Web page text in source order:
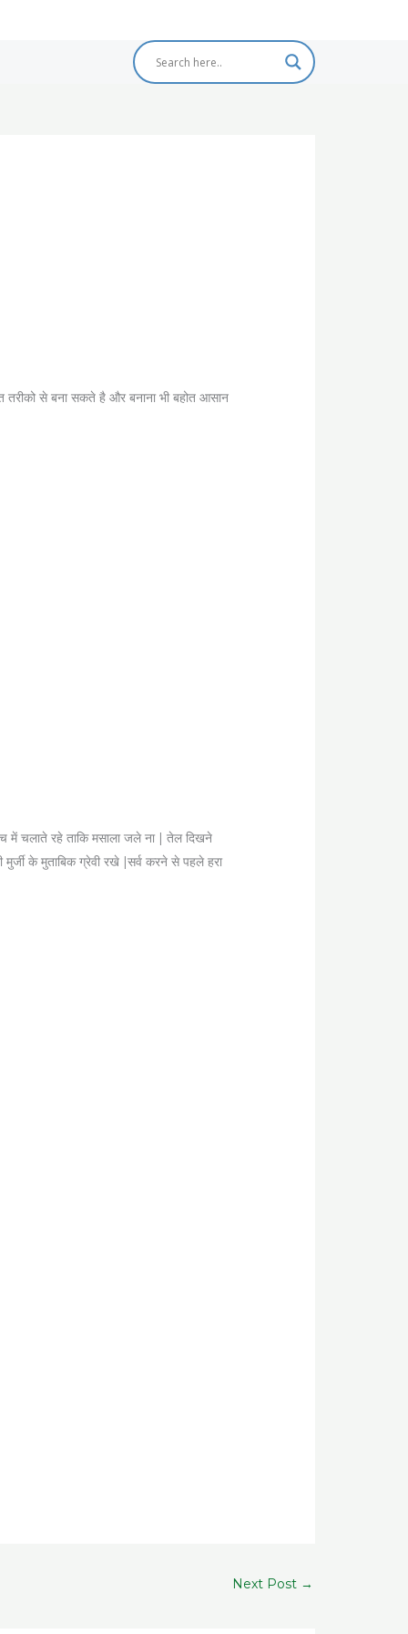
तरीको से बना सकते है और बनाना भी बहोत आसान
में चलाते रहे ताकि मसाला जले ना | तेल दिखने
के मुताबिक ग्रेवी रखे |सर्व करने से पहले हरा
Next Post →